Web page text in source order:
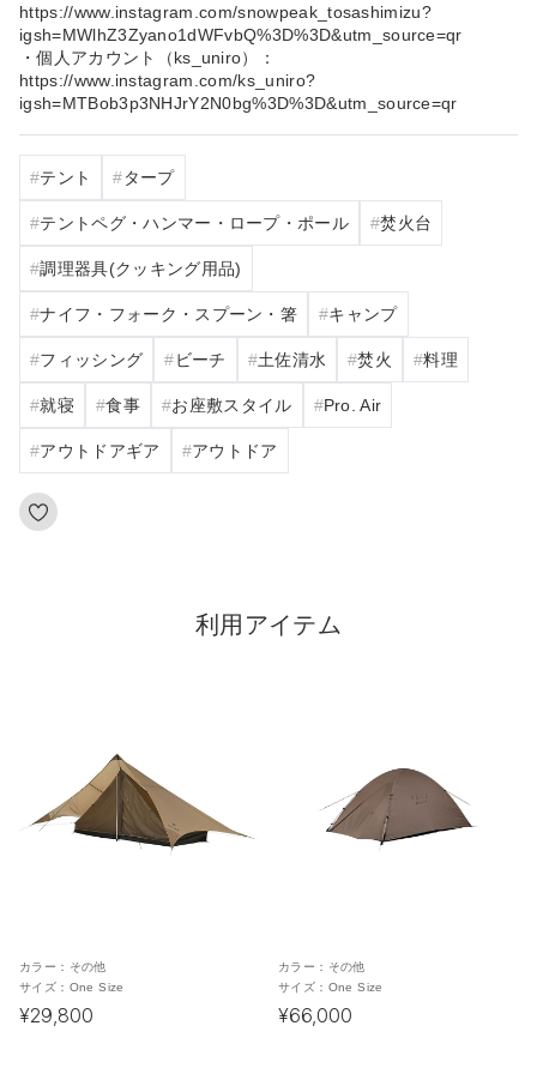
https://www.instagram.com/snowpeak_tosashimizu?
igsh=MWlhZ3Zyano1dWFvbQ%3D%3D&utm_source=qr
・個人アカウント（ks_uniro）：
https://www.instagram.com/ks_uniro?
igsh=MTBob3p3NHJrY2N0bg%3D%3D&utm_source=qr
テント タープ
テントペグ・ハンマー・ロープ・ポール 焚火台
調理器具(クッキング用品)
ナイフ・フォーク・スプーン・箸 キャンプ
フィッシング ビーチ 土佐清水 焚火 料理
就寝 食事 お座敷スタイル Pro. Air
アウトドアギア アウトドア
利用アイテム
カラー： その他
サイズ： One Size
¥29,800
カラー： その他
サイズ： One Size
¥66,000